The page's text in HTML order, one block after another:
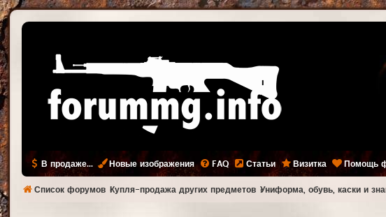
В продаже... Новые изображения FAQ Статьи Визитка Помощь
Список форумов Купля-продажа других предметов Униформа, обувь, каски и